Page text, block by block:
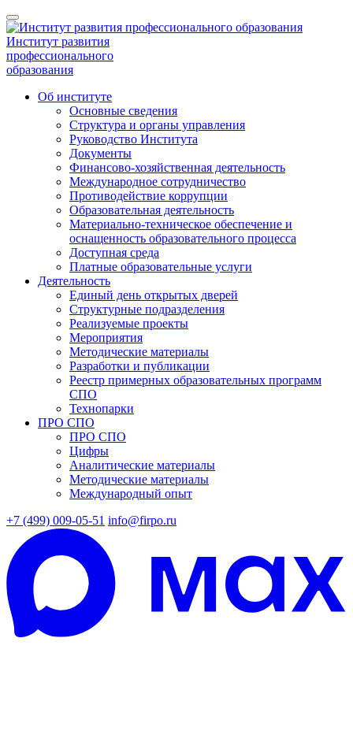
Институт развития
профессионального
образования
Об институте
Основные сведения
Структура и органы управления
Руководство Института
Документы
Финансово-хозяйственная деятельность
Международное сотрудничество
Противодействие коррупции
Образовательная деятельность
Материально-техническое обеспечение и
оснащенность образовательного процесса
Доступная среда
Платные образовательные услуги
Деятельность
Единый день открытых дверей
Структурные подразделения
Реализуемые проекты
Мероприятия
Методические материалы
Разработки и публикации
Реестр примерных образовательных программ
СПО
Технопарки
ПРО СПО
ПРО СПО
Цифры
Аналитические материалы
Методические материалы
Международный опыт
+7 (499) 009-05-51 info@firpo.ru